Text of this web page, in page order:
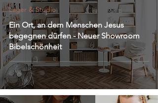
Ein Ort, an dem Menschen Jesus
begegnen dürfen - Neuer Showroom
Bibelschönheit
Lager & Studio